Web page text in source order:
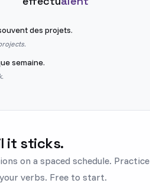
des projets.
semaine.
it sticks.
on a spaced schedule. Practice
verbs. Free to start.